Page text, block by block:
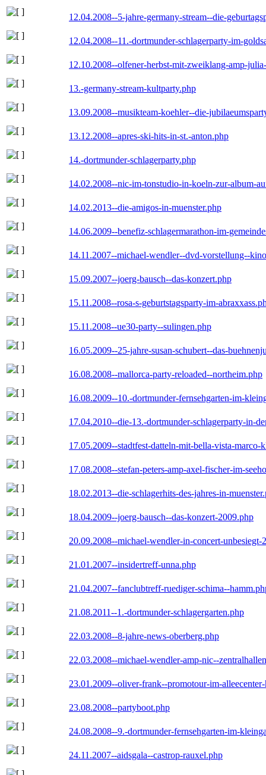
12.04.2008--5-jahre-germany-stream--die-
12.04.2008--11.-dortmunder-schlagerparty-im-
12.10.2008--olfener-herbst-mit-zweiklang-amp-
13.-germany-stream-kultparty.php
13.09.2008--musikteam-koehler--die-
13.12.2008--apres-ski-hits-in-st.-anton.php
14.-dortmunder-schlagerparty.php
14.02.2008--nic-im-tonstudio-in-koeln-zur-album-
14.02.2013--die-amigos-in-muenster.php
14.06.2009--benefiz-schlagermarathon-im-
14.11.2007--michael-wendler--dvd-vorstellung--
15.09.2007--joerg-bausch--das-konzert.php
15.11.2008--rosa-s-geburtstagsparty-im-
15.11.2008--ue30-party--sulingen.php
16.05.2009--25-jahre-susan-schubert--das-
16.08.2008--mallorca-party-reloaded--northeim.php
16.08.2009--10.-dortmunder-fernsehgarten-im-
17.04.2010--die-13.-dortmunder-schlagerparty-in-
17.05.2009--stadtfest-datteln-mit-bella-vista-marco-
17.08.2008--stefan-peters-amp-axel-fischer-im-
18.02.2013--die-schlagerhits-des-jahres-in-
18.04.2009--joerg-bausch--das-konzert-2009.php
20.09.2008--michael-wendler-in-concert-unbesiegt-
21.01.2007--insidertreff-unna.php
21.04.2007--fanclubtreff-ruediger-schima--
21.08.2011--1.-dortmunder-schlagergarten.php
22.03.2008--8-jahre-news-oberberg.php
22.03.2008--michael-wendler-amp-nic--
23.01.2009--oliver-frank--promotour-im-
23.08.2008--partyboot.php
24.08.2008--9.-dortmunder-fernsehgarten-im-
24.11.2007--aidsgala--castrop-rauxel.php